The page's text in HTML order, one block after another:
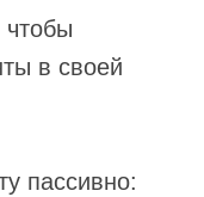
чтобы
в своей
пассивно: